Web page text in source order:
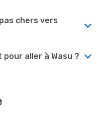
chers vers
aller à Wasu ?